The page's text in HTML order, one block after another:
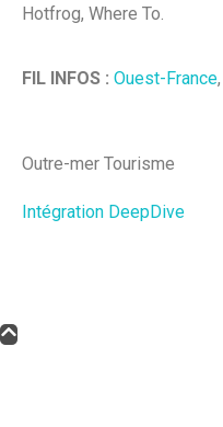
Hotfrog, Where To.
FIL INFOS : Ouest-France,
Outre-mer Tourisme
Intégration DeepDive